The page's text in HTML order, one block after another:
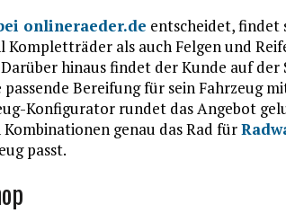
onlineraeder.de entscheidet, findet
Kompletträder als auch Felgen und
hinaus findet der Kunde auf der
Bereifung für sein Fahrzeug
Konfigurator rundet das Angebot
genau das Rad für
passt.